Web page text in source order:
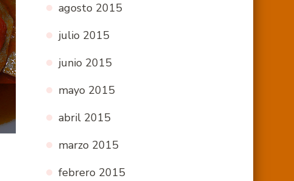
agosto 2015
julio 2015
junio 2015
mayo 2015
abril 2015
marzo 2015
febrero 2015